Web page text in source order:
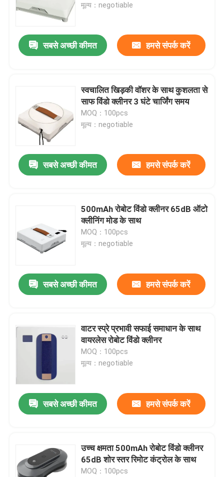
मूल्य：negotiable
सबसे अच्छी कीमत हमसे संपर्क करें
स्वचालित खिड़की वॉशर के साथ कुशलता से
साफ विंडो क्लीनर 3 घंटे चार्जिंग समय
MOQ：100pcs
मूल्य：negotiable
सबसे अच्छी कीमत हमसे संपर्क करें
500mAh रोबोट विंडो क्लीनर 65dB ऑटो
क्लीनिंग मोड के साथ
MOQ：100pcs
मूल्य：negotiable
सबसे अच्छी कीमत हमसे संपर्क करें
वाटर स्प्रे प्रभावी सफाई समाधान के साथ
वायरलेस रोबोट विंडो क्लीनर
MOQ：100pcs
मूल्य：negotiable
सबसे अच्छी कीमत हमसे संपर्क करें
उच्च क्षमता 500mAh रोबोट विंडो क्लीनर
65dB शोर स्तर रिमोट कंट्रोल के साथ
MOQ：100pcs